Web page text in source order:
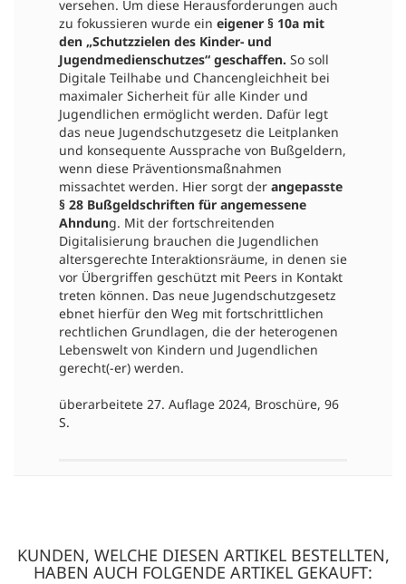
versehen. Um diese Herausforderungen auch
zu fokussieren wurde ein eigener § 10a mit
den „Schutzzielen des Kinder- und
Jugendmedienschutzes“ geschaffen. So soll
Digitale Teilhabe und Chancengleichheit bei
maximaler Sicherheit für alle Kinder und
Jugendlichen ermöglicht werden. Dafür legt
das neue Jugendschutzgesetz die Leitplanken
und konsequente Aussprache von Bußgeldern,
wenn diese Präventionsmaßnahmen
missachtet werden. Hier sorgt der angepasste
§ 28 Bußgeldschriften für angemessene
Ahndung. Mit der fortschreitenden
Digitalisierung brauchen die Jugendlichen
altersgerechte Interaktionsräume, in denen sie
vor Übergriffen geschützt mit Peers in Kontakt
treten können. Das neue Jugendschutzgesetz
ebnet hierfür den Weg mit fortschrittlichen
rechtlichen Grundlagen, die der heterogenen
Lebenswelt von Kindern und Jugendlichen
gerecht(-er) werden.
überarbeitete 27. Auflage 2024, Broschüre, 96
S.
KUNDEN, WELCHE DIESEN ARTIKEL BESTELLTEN,
HABEN AUCH FOLGENDE ARTIKEL GEKAUFT: